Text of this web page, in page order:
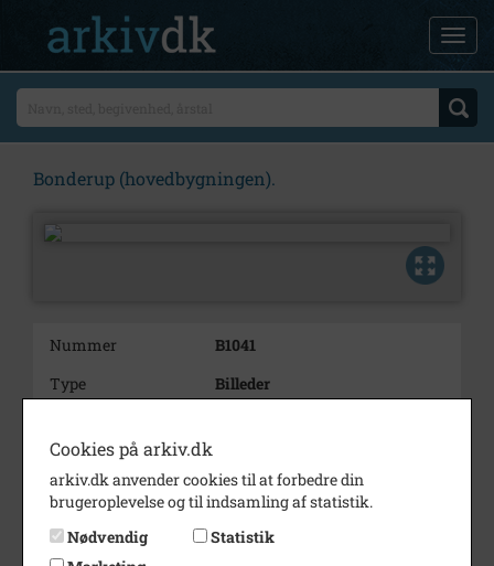
Bonderup (hovedbygningen).
Nummer
B1041
Type
Billeder
Årstal
Dateringsnote
01.05.1904
Fotograf
Ukendt
Cookies på arkiv.dk
arkiv.dk anvender cookies til at forbedre din
brugeroplevelse og til indsamling af statistik.
Nødvendig
Statistik